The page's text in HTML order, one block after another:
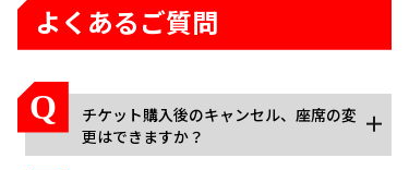
よくあるご質問
チケット購入後のキャンセル、座席の変
更はできますか？